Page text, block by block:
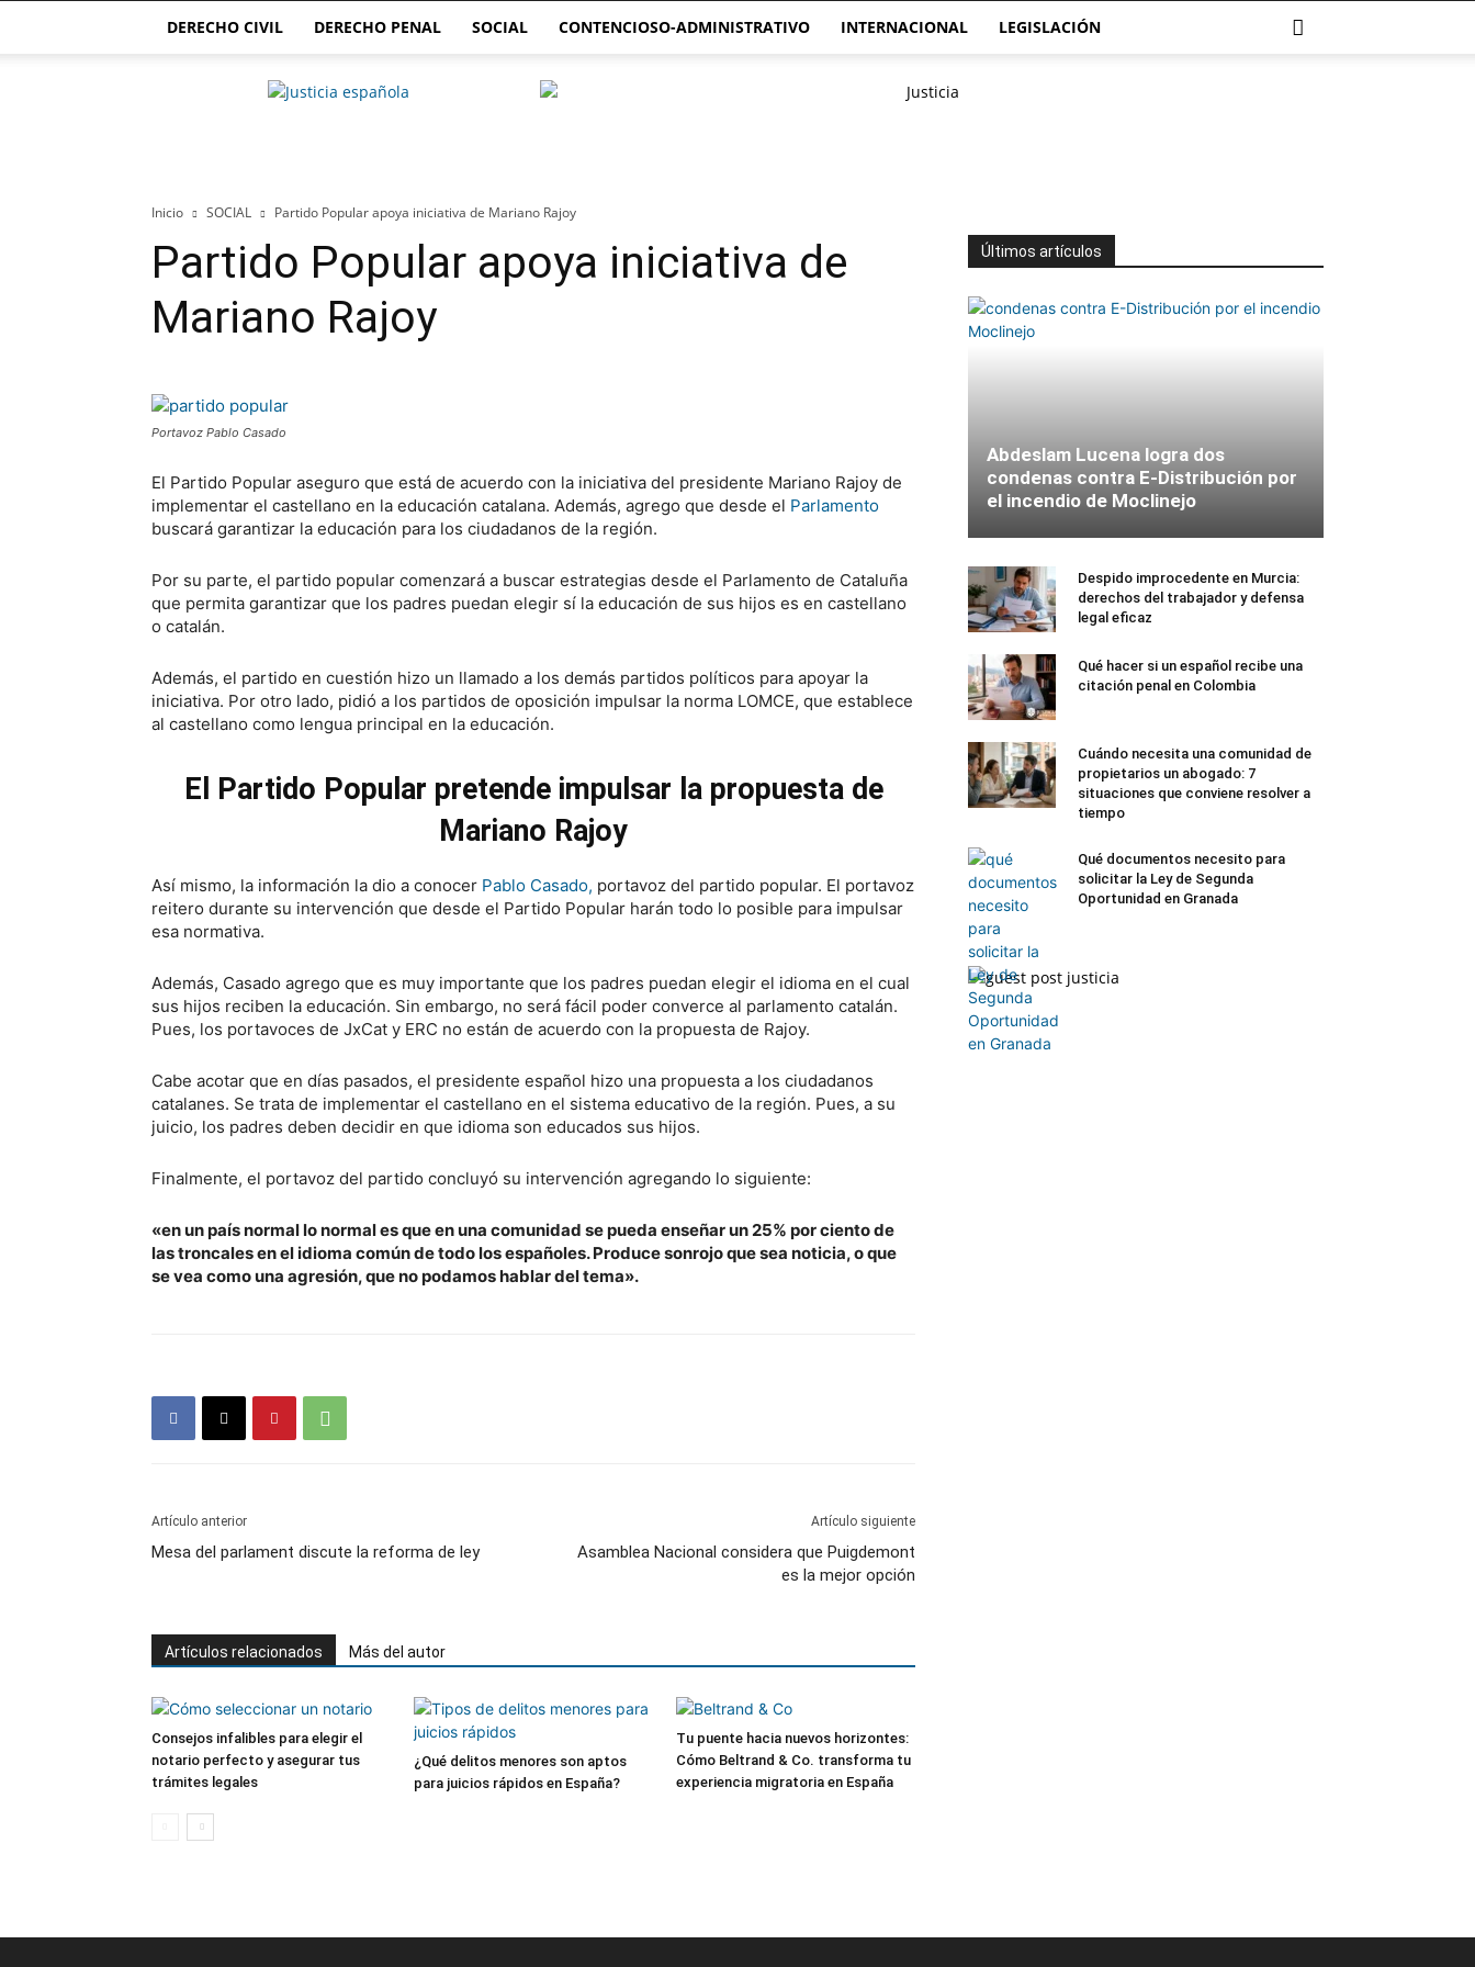
DERECHO CIVIL DERECHO PENAL SOCIAL CONTENCIOSO-ADMINISTRATIVO INTERNACIONAL LEGISLACIÓN
Justicia.com.es
Inicio SOCIAL Partido Popular apoya iniciativa de Mariano Rajoy
Partido Popular apoya iniciativa de
Mariano Rajoy
Portavoz Pablo Casado
El Partido Popular aseguro que está de acuerdo con la iniciativa del presidente Mariano Rajoy de
implementar el castellano en la educación catalana. Además, agrego que desde el Parlamento
buscará garantizar la educación para los ciudadanos de la región.
Por su parte, el partido popular comenzará a buscar estrategias desde el Parlamento de Cataluña
que permita garantizar que los padres puedan elegir sí la educación de sus hijos es en castellano
o catalán.
Además, el partido en cuestión hizo un llamado a los demás partidos políticos para apoyar la
iniciativa. Por otro lado, pidió a los partidos de oposición impulsar la norma LOMCE, que establece
al castellano como lengua principal en la educación.
El Partido Popular pretende impulsar la propuesta de
Mariano Rajoy
Así mismo, la información la dio a conocer Pablo Casado, portavoz del partido popular. El portavoz
reitero durante su intervención que desde el Partido Popular harán todo lo posible para impulsar
esa normativa.
Además, Casado agrego que es muy importante que los padres puedan elegir el idioma en el cual
sus hijos reciben la educación. Sin embargo, no será fácil poder converce al parlamento catalán.
Pues, los portavoces de JxCat y ERC no están de acuerdo con la propuesta de Rajoy.
Cabe acotar que en días pasados, el presidente español hizo una propuesta a los ciudadanos
catalanes. Se trata de implementar el castellano en el sistema educativo de la región. Pues, a su
juicio, los padres deben decidir en que idioma son educados sus hijos.
Finalmente, el portavoz del partido concluyó su intervención agregando lo siguiente:
«en un país normal lo normal es que en una comunidad se pueda enseñar un 25% por ciento de
las troncales en el idioma común de todo los españoles. Produce sonrojo que sea noticia, o que
se vea como una agresión, que no podamos hablar del tema».
Artículo anterior
Mesa del parlament discute la reforma de ley
Artículo siguiente
Asamblea Nacional considera que Puigdemont
es la mejor opción
Artículos relacionados Más del autor
Consejos infalibles para elegir el
notario perfecto y asegurar tus
trámites legales
¿Qué delitos menores son aptos
para juicios rápidos en España?
Tu puente hacia nuevos horizontes:
Cómo Beltrand & Co. transforma tu
experiencia migratoria en España
Últimos artículos
Abdeslam Lucena logra dos
condenas contra E-Distribución por
el incendio de Moclinejo
Despido improcedente en Murcia:
derechos del trabajador y defensa
legal eficaz
Qué hacer si un español recibe una
citación penal en Colombia
Cuándo necesita una comunidad de
propietarios un abogado: 7
situaciones que conviene resolver a
tiempo
Qué documentos necesito para
solicitar la Ley de Segunda
Oportunidad en Granada